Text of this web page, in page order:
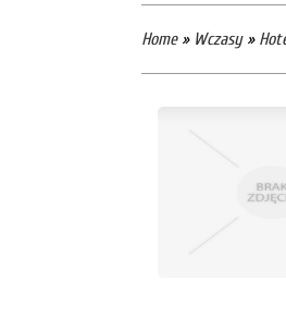
Home» Wczasy»